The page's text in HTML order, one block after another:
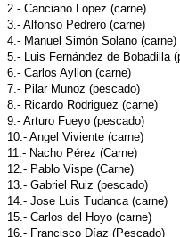
2.- Canciano Lopez (carne)
3.- Alfonso Pedrero (carne)
4.- Manuel Simón Solano (carne)
5.- Luis Fernández de Bobadilla
6.- Carlos Ayllon (carne)
7.- Pilar Munoz (pescado)
8.- Ricardo Rodriguez (carne)
9.- Arturo Fueyo (pescado)
10.- Angel Viviente (carne)
11.- Nacho Pérez (Carne)
12.- Pablo Vispe (Carne)
13.- Gabriel Ruiz (pescado)
14.- Jose Luis Tudanca (carne)
15.- Carlos del Hoyo (carne)
16.- Francisco Díaz (Pescado)